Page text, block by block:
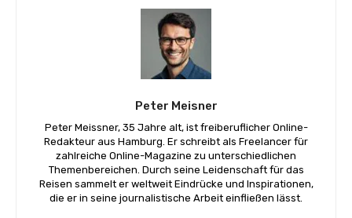
Peter Meisner
Peter Meissner, 35 Jahre alt, ist freiberuflicher Online-
Redakteur aus Hamburg. Er schreibt als Freelancer für
zahlreiche Online-Magazine zu unterschiedlichen
Themenbereichen. Durch seine Leidenschaft für das
Reisen sammelt er weltweit Eindrücke und Inspirationen,
die er in seine journalistische Arbeit einfließen lässt.